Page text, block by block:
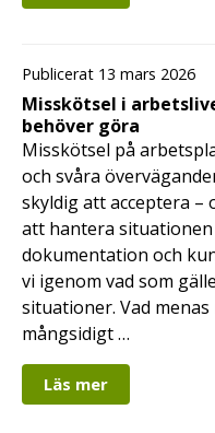
Publicerat 13 mars 2026
Misskötsel i
behöver göra
Misskötsel på
och svåra
skyldig att acceptera –
att hantera
dokumentation och
vi igenom vad som
situationer. Vad
mångsidigt …
Läs mer